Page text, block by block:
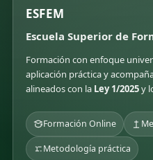
ESFEM
Escuela Superior de
Formación con enfoque
aplicación práctica y
alineados con la Ley 1/2025y
Formación Online
Metodología práctica